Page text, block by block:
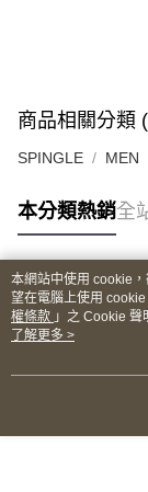
商品相關分類
SPINGLE MEN
本分類熱銷全
熱門標籤
本網站中使用 cookie
望在電腦上使用
權條款 」之 Cookie
用條款之 Cookie 聲明
了解更多 >